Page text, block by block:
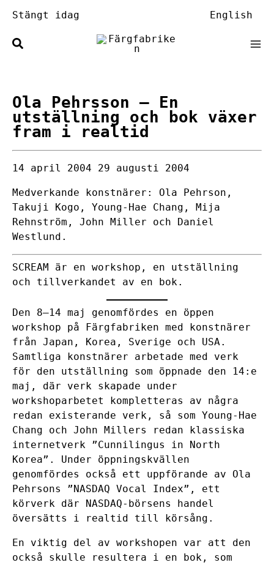
till
innehåll
Stängt idag English
Ola Pehrsson – En
utställning och bok växer
fram i realtid
14 april 2004 29 augusti 2004
Medverkande konstnärer: Ola Pehrson,
Takuji Kogo, Young-Hae Chang, Mija
Rehnström, John Miller och Daniel
Westlund.
SCREAM är en workshop, en utställning
och tillverkandet av en bok.
Den 8–14 maj genomfördes en öppen
workshop på Färgfabriken med konstnärer
från Japan, Korea, Sverige och USA.
Samtliga konstnärer arbetade med verk
för den utställning som öppnade den 14:e
maj, där verk skapade under
workshoparbetet kompletteras av några
redan existerande verk, så som Young-Hae
Chang och John Millers redan klassiska
internetverk ”Cunnilingus in North
Korea”. Under öppningskvällen
genomfördes också ett uppförande av Ola
Pehrsons ”NASDAQ Vocal Index”, ett
körverk där NASDAQ-börsens handel
översätts i realtid till körsång.
En viktig del av workshopen var att den
också skulle resultera i en bok, som